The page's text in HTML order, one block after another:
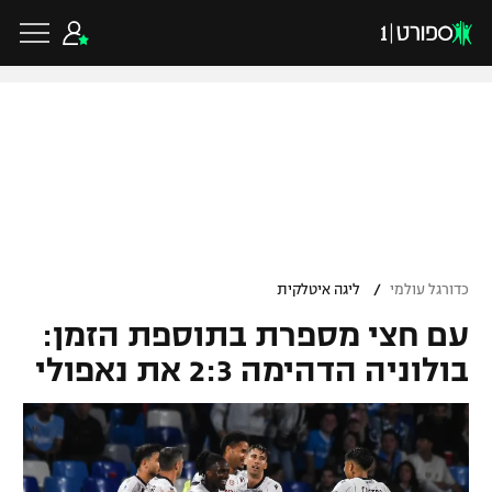
גביע הטוטו
ליגיונרים
גביע המדינה
ליגת האלופות
ליגה אירופית
ליגה אנגלית
כדורסל ישראלי
ליגת ווינר סל
ליגה לאומית
כדורסל עולמי
NBA
כדורגל עולמי / ליגה איטלקית
עם חצי מספרת בתוספת הזמן:
בולוניה הדהימה 2:3 את נאפולי